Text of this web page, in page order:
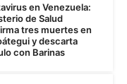
en Venezuela:
de Salud
tres muertes en
y descarta
con Barinas